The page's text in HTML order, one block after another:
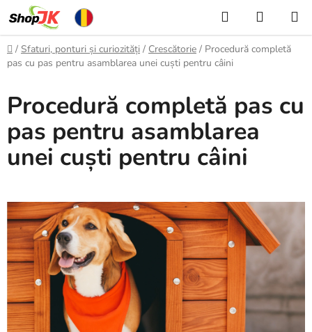
conținut
Căutare
DE
Acasă
/ Sfaturi, ponturi și curiozități / Crescătorie / Procedură completă
pas cu pas pentru asamblarea unei cuști pentru câini
Procedură completă pas cu
pas pentru asamblarea
unei cuști pentru câini